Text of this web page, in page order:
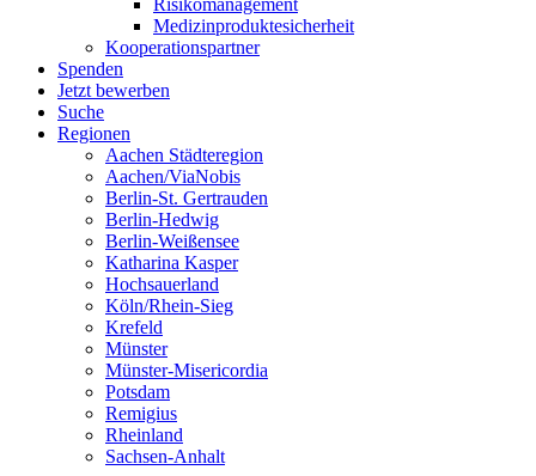
Risikomanagement
Medizinproduktesicherheit
Kooperationspartner
Spenden
Jetzt bewerben
Suche
Regionen
Aachen Städteregion
Aachen/ViaNobis
Berlin-St. Gertrauden
Berlin-Hedwig
Berlin-Weißensee
Katharina Kasper
Hochsauerland
Köln/Rhein-Sieg
Krefeld
Münster
Münster-Misericordia
Potsdam
Remigius
Rheinland
Sachsen-Anhalt